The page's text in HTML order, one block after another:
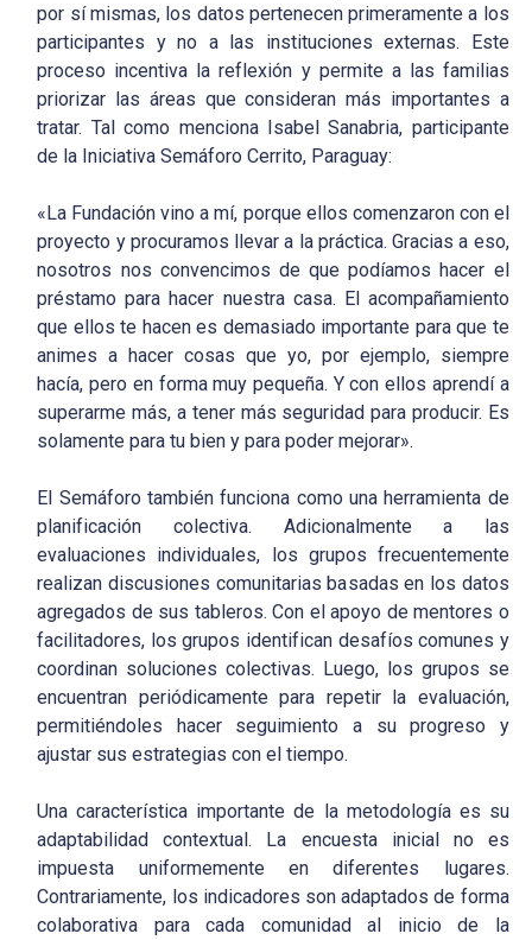
por sí mismas, los datos pertenecen primeramente a los
participantes y no a las instituciones externas. Este
proceso incentiva la reflexión y permite a las familias
priorizar las áreas que consideran más importantes a
tratar. Tal como menciona Isabel Sanabria, participante
de la Iniciativa Semáforo Cerrito, Paraguay:
«La Fundación vino a mí, porque ellos comenzaron con el
proyecto y procuramos llevar a la práctica. Gracias a eso,
nosotros nos convencimos de que podíamos hacer el
préstamo para hacer nuestra casa. El acompañamiento
que ellos te hacen es demasiado importante para que te
animes a hacer cosas que yo, por ejemplo, siempre
hacía, pero en forma muy pequeña. Y con ellos aprendí a
superarme más, a tener más seguridad para producir. Es
solamente para tu bien y para poder mejorar».
El Semáforo también funciona como una herramienta de
planificación colectiva. Adicionalmente a las
evaluaciones individuales, los grupos frecuentemente
realizan discusiones comunitarias basadas en los datos
agregados de sus tableros. Con el apoyo de mentores o
facilitadores, los grupos identifican desafíos comunes y
coordinan soluciones colectivas. Luego, los grupos se
encuentran periódicamente para repetir la evaluación,
permitiéndoles hacer seguimiento a su progreso y
ajustar sus estrategias con el tiempo.
Una característica importante de la metodología es su
adaptabilidad contextual. La encuesta inicial no es
impuesta uniformemente en diferentes lugares.
Contrariamente, los indicadores son adaptados de forma
colaborativa para cada comunidad al inicio de la